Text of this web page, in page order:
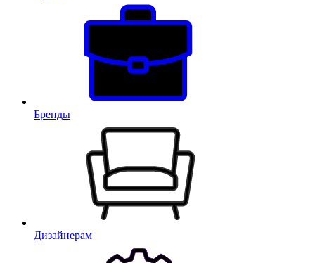
Бренды
Дизайнерам